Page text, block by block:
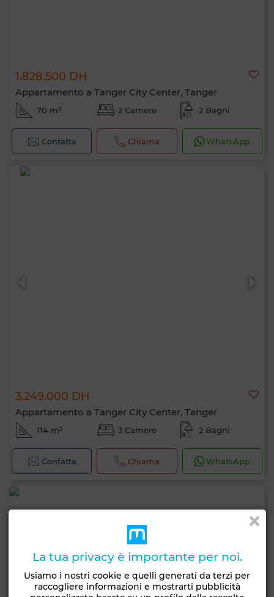
1.828.500 DH
Appartamento a Tanger City Center, Tanger
70 m² 2 Camere 2 Bagni
Contatta Chiama WhatsApp
3.249.000 DH
Appartamento a Tanger City Center, Tanger
114 m² 3 Camere 2 Bagni
Contatta Chiama WhatsApp
La tua privacy è importante per noi.
Usiamo i nostri cookie e quelli generati da terzi per
raccogliere informazioni e mostrarti pubblicità